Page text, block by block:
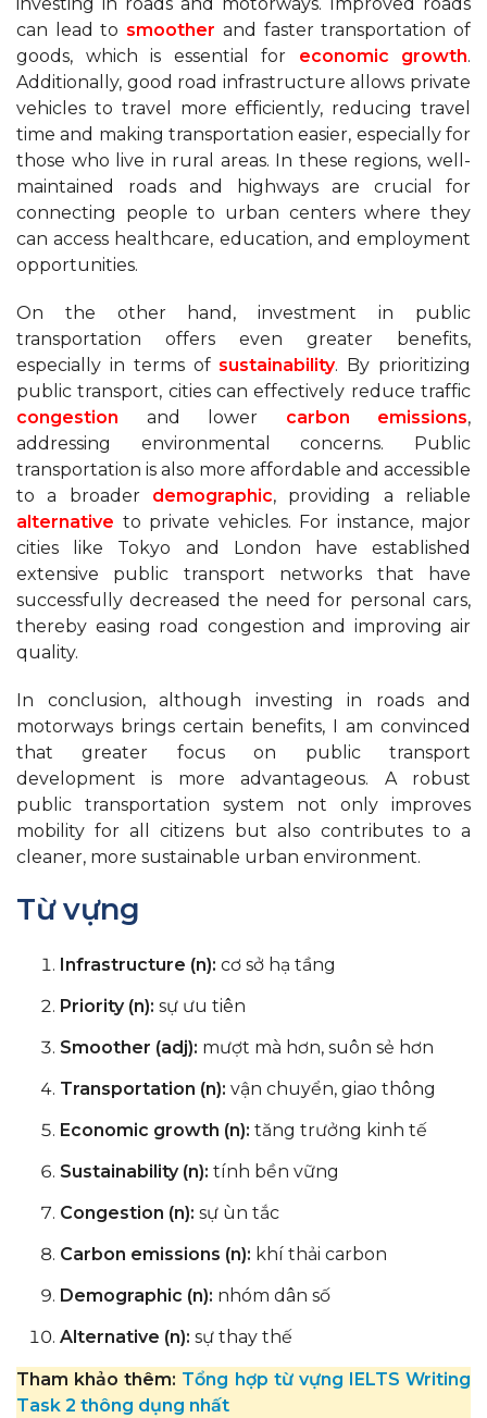
can lead to smoother and faster transportation of
goods, which is essential for economic growth.
Additionally, good road infrastructure allows private
vehicles to travel more efficiently, reducing travel
time and making transportation easier, especially for
those who live in rural areas. In these regions, well-
maintained roads and highways are crucial for
connecting people to urban centers where they
can access healthcare, education, and employment
opportunities.
On the other hand, investment in public
transportation offers even greater benefits,
especially in terms of sustainability. By prioritizing
public transport, cities can effectively reduce traffic
congestion and lower carbon emissions,
addressing environmental concerns. Public
transportation is also more affordable and accessible
to a broader demographic, providing a reliable
alternative to private vehicles. For instance, major
cities like Tokyo and London have established
extensive public transport networks that have
successfully decreased the need for personal cars,
thereby easing road congestion and improving air
quality.
In conclusion, although investing in roads and
motorways brings certain benefits, I am convinced
that greater focus on public transport
development is more advantageous. A robust
public transportation system not only improves
mobility for all citizens but also contributes to a
cleaner, more sustainable urban environment.
Từ vựng
Infrastructure (n): cơ sở hạ tầng
Priority (n): sự ưu tiên
Smoother (adj): mượt mà hơn, suôn sẻ hơn
Transportation (n): vận chuyển, giao thông
Economic growth (n): tăng trưởng kinh tế
Sustainability (n): tính bền vững
Congestion (n): sự ùn tắc
Carbon emissions (n): khí thải carbon
Demographic (n): nhóm dân số
Alternative (n): sự thay thế
Tham khảo thêm: Tổng hợp từ vựng IELTS Writing
Task 2 thông dụng nhất